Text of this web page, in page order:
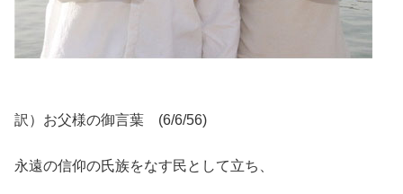
訳）お父様の御言葉 (6/6/56)
永遠の信仰の氏族をなす民として立ち、